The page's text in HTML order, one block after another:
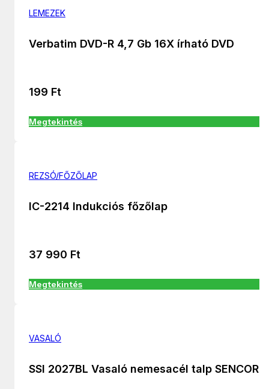
LEMEZEK
Verbatim DVD-R 4,7 Gb 16X írható DVD
199 Ft
Megtekintés
REZSÓ/FŐZŐLAP
IC-2214 Indukciós főzőlap
37 990 Ft
Megtekintés
VASALÓ
SSI 2027BL Vasaló nemesacél talp SENCOR